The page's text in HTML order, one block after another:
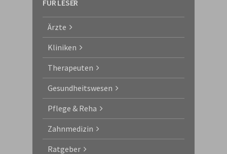
FÜR LESER
Ärzte
Kliniken
Therapeuten
Gesundheitswesen
Pflege & Reha
Zahnmedizin
Ratgeber